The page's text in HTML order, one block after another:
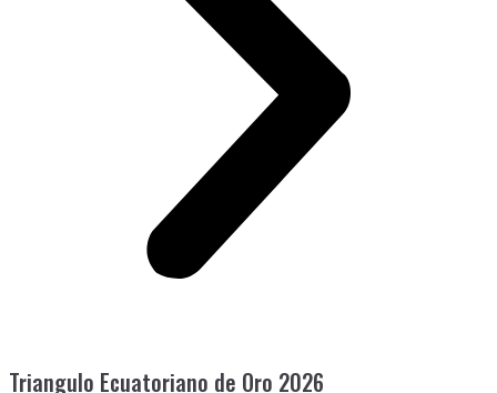
Triangulo Ecuatoriano de Oro 2026